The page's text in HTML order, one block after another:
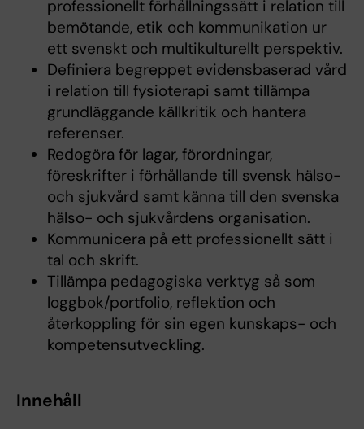
professionellt förhållningssätt i relation till
bemötande, etik och kommunikation ur
ett svenskt och multikulturellt perspektiv.
Definiera begreppet evidensbaserad vård
i relation till fysioterapi samt tillämpa
grundläggande källkritik och hantera
referenser.
Redogöra för lagar, förordningar,
föreskrifter i förhållande till svensk hälso-
och sjukvård samt känna till den svenska
hälso- och sjukvårdens organisation.
Kommunicera på ett professionellt sätt i
tal och skrift.
Tillämpa pedagogiska verktyg så som
loggbok/portfolio, reflektion och
återkoppling för sin egen kunskaps- och
kompetensutveckling.
Innehåll